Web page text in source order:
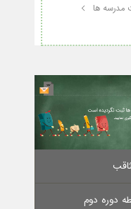
ها
دوره دوم